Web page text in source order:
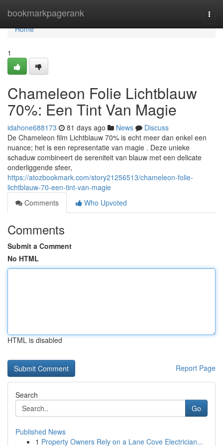
bookmarkpagerank
Home
Home
1
Chameleon Folie Lichtblauw
70%: Een Tint Van Magie
idahone688173 81 days ago News
Discuss
De Chameleon film Lichtblauw 70% is echt meer dan enkel een
nuance; het is een representatie van magie . Deze unieke
schaduw combineert de sereniteit van blauw met een delicate
onderliggende sfeer,
https://atozbookmark.com/story21256513/chameleon-folie-
lichtblauw-70-een-tint-van-magie
Comments
Who Upvoted
Comments
Submit a Comment
No HTML
HTML is disabled
Report Page
Search
Go
Published News
1 Property Owners Rely on a Lane Cove Electrician...